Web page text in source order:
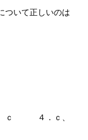
ついて正しいのは
ｃ ４．ｃ、